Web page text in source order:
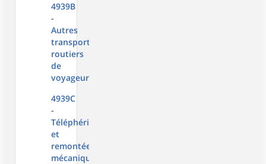
4939B
-
Autres
transports
routiers
de
voyageurs
4939C
-
Téléphériques
et
remontées
mécaniques